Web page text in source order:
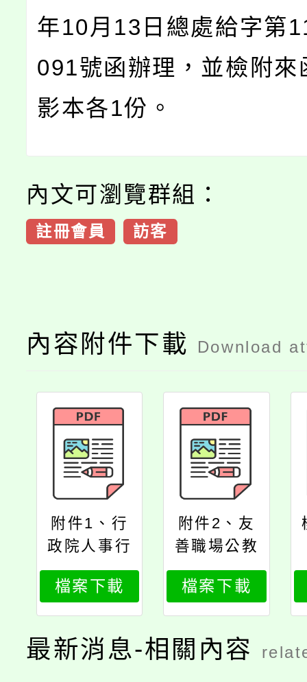
年10月13日總處給字第
091號函辦理，並檢附來
影本各1份。
內文可瀏覽群組：
註冊會員 訪客
內容附件下載 Download
附件1、行
政院人事行
政總處函
檔案下載
附件2、友
善職場公教
員工福利服
務措施推動
方案
檔案下載
最新消息-相關內容